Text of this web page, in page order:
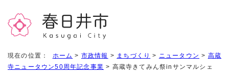
現在の位置： ホーム > 市政情報 > まちづくり > ニュータウン > 高蔵
寺ニュータウン50周年記念事業 > 高蔵寺きてみん祭inサンマルシェ